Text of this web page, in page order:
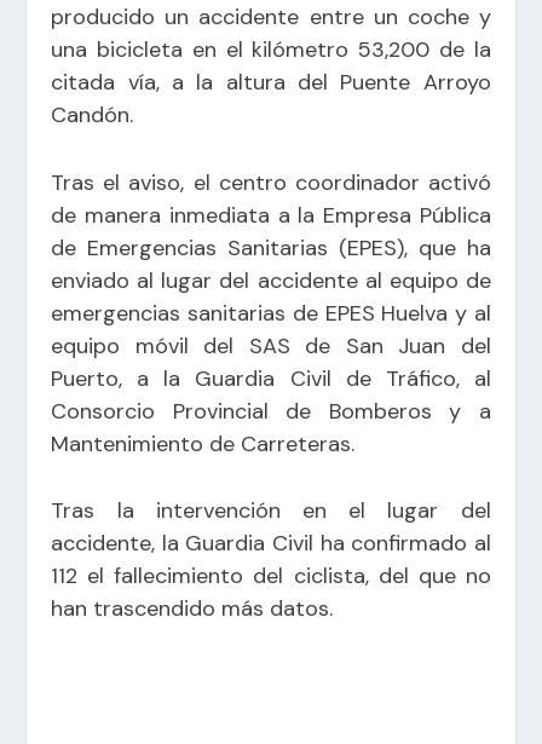
producido un accidente entre un coche y
una bicicleta en el kilómetro 53,200 de la
citada vía, a la altura del Puente Arroyo
Candón.
Tras el aviso, el centro coordinador activó
de manera inmediata a la Empresa Pública
de Emergencias Sanitarias (EPES), que ha
enviado al lugar del accidente al equipo de
emergencias sanitarias de EPES Huelva y al
equipo móvil del SAS de San Juan del
Puerto, a la Guardia Civil de Tráfico, al
Consorcio Provincial de Bomberos y a
Mantenimiento de Carreteras.
Tras la intervención en el lugar del
accidente, la Guardia Civil ha confirmado al
112 el fallecimiento del ciclista, del que no
han trascendido más datos.